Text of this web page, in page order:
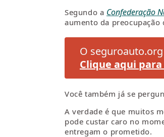
Segundo a Confederação
aumento da preocupação
O
Clique aqui
Você também já se
A verdade é que muitos
pode custar caro no
entregam o prometido.